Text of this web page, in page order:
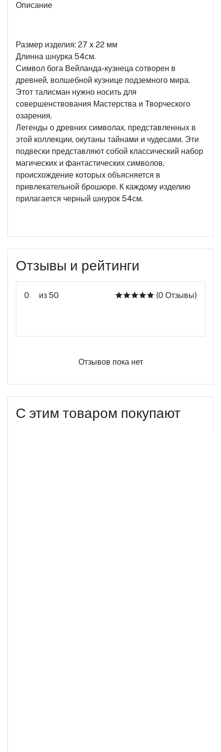
Описание
Размер изделия: 27 x 22 мм
Длинна шнурка 54см.
Символ бога Вейланда-кузнеца сотворен в
древней, волшебной кузнице подземного мира.
Этот талисман нужно носить для
совершенствования Мастерства и Творческого
озарения.
Легенды о древних символах, представленных в
этой коллекции, окутаны тайнами и чудесами. Эти
подвески представляют собой классический набор
магических и фантастических символов,
происхождение которых объясняется в
привлекательной брошюре. К каждому изделию
прилагается черный шнурок 54см.
Отзывы и рейтинги
0 из 50 (0 Отзывы)
Отзывов пока нет
С этим товаром покупают